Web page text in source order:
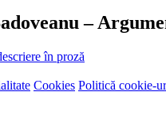
–
în proză
Cookies Politică cookie-